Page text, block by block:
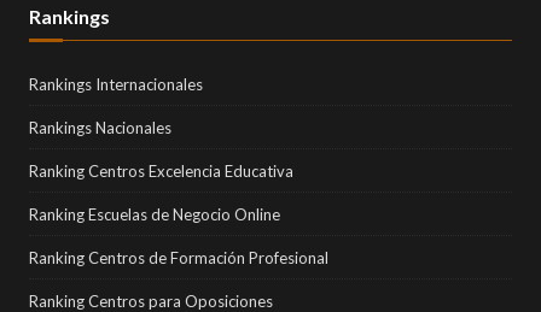
Rankings
Rankings Internacionales
Rankings Nacionales
Ranking Centros Excelencia Educativa
Ranking Escuelas de Negocio Online
Ranking Centros de Formación Profesional
Ranking Centros para Oposiciones